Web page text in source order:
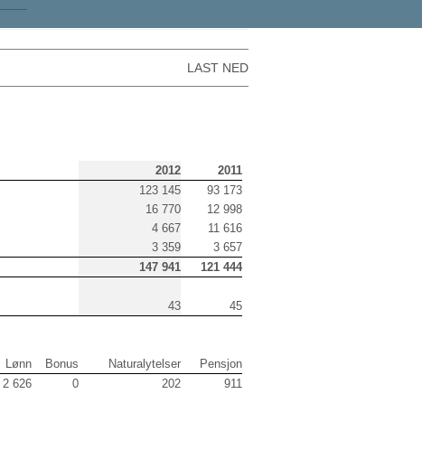
LAST NED
2012
2011
123 145
93 173
16 770
12 998
4 667
11 616
3 359
3 657
147 941 121 444
43 45
Lønn Bonus Naturalytelser
Pensjon
2 626 0 202 911